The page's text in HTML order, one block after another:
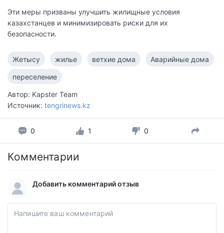
Эти меры призваны улучшить жилищные условия
казахстанцев и минимизировать риски для их
безопасности.
Жетысу жилье ветхие дома Аварийные дома
переселение
Автор: Kapster Team
Источник: tengrinews.kz
0 1 0
Комментарии
Добавить комментарий отзыв